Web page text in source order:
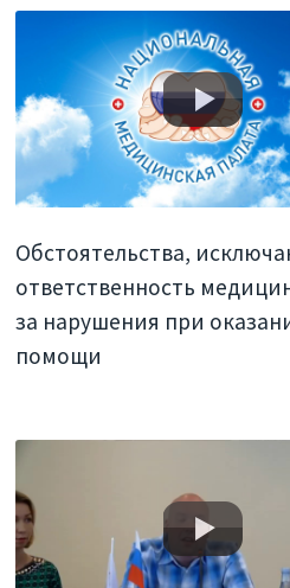
Обстоятельства,
ответственность
за нарушения при
помощи